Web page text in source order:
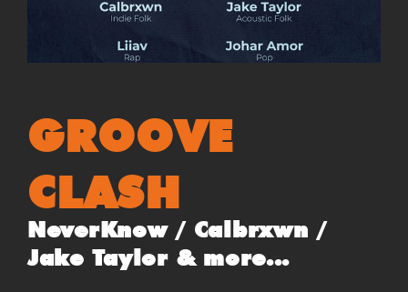
GROOVE
CLASH
NeverKnow / Calbrxwn /
Jake Taylor & more...